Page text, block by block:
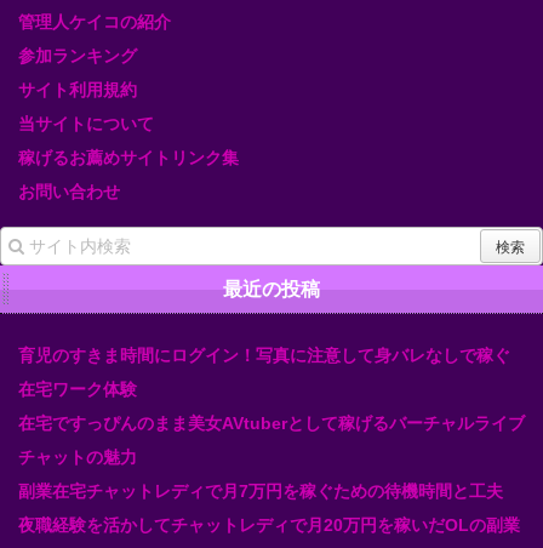
管理人ケイコの紹介
参加ランキング
サイト利用規約
当サイトについて
稼げるお薦めサイトリンク集
お問い合わせ
最近の投稿
育児のすきま時間にログイン！写真に注意して身バレなしで稼ぐ
在宅ワーク体験
在宅ですっぴんのまま美女AVtuberとして稼げるバーチャルライブ
チャットの魅力
副業在宅チャットレディで月7万円を稼ぐための待機時間と工夫
夜職経験を活かしてチャットレディで月20万円を稼いだOLの副業